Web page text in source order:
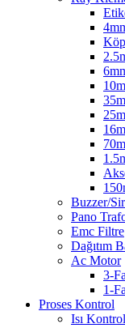
Buzzer/
Pano
Emc Filtre
Dağıtım
Ac Motor
3-
1-
Proses Kontrol
Isı Kontrol